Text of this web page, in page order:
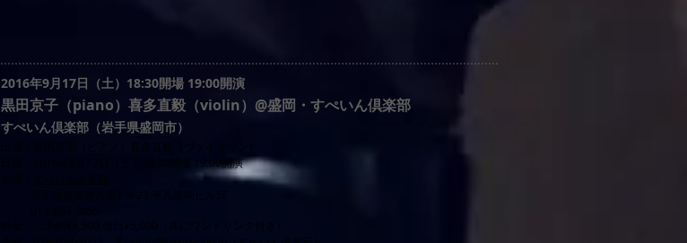
2016年9月17日（土）18:30開場 19:00開演
黒田京子（piano）喜多直毅（violin）@盛岡・すぺいん倶楽部
すぺいん倶楽部（岩手県盛岡市）
日時：2016年9月17日（土）18:30開場 19:00開演
岩手県盛岡市大通1-9-23 平凡盛岡ビル5F
料金：ご予約¥4,500 当日¥5,000（共にワンドリンク付き）